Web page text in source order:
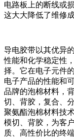
电路板上的断线或
这大大降低了维修
导电胶带以其优异
性能和化学稳定性
择。它在电子元件
电子产品的性能和
品牌的泡棉材料，
切、背胶，复合、
聚氨酯泡棉材料技
模切、背胶，为客
质、高性价比的终